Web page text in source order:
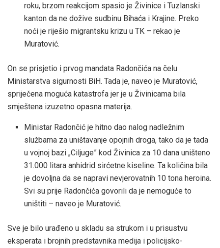
roku, brzom reakcijom spasio je Živinice i Tuzlanski
kanton da ne dožive sudbinu Bihaća i Krajine. Preko
noći je riješio migrantsku krizu u TK – rekao je
Muratović.
On se prisjetio i prvog mandata Radončića na čelu
Ministarstva sigurnosti BiH. Tada je, naveo je Muratović,
spriječena moguća katastrofa jer je u Živinicama bila
smještena izuzetno opasna materija.
Ministar Radončić je hitno dao nalog nadležnim
službama za uništavanje opojnih droga, tako da je tada
u vojnoj bazi „Ciljuge” kod Živinica za 10 dana uništeno
31.000 litara anhidrid sirćetne kiseline. Ta količina bila
je dovoljna da se napravi nevjerovatnih 10 tona heroina.
Svi su prije Radončića govorili da je nemoguće to
uništiti – naveo je Muratović.
Sve je bilo urađeno u skladu sa strukom i u prisustvu
eksperata i brojnih predstavnika medija i policijsko-